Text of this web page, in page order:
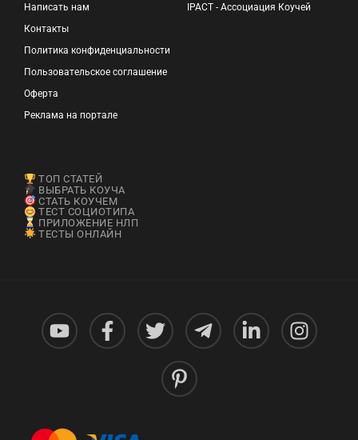
Написать нам
Контакты
Политика конфиденциальности
Пользовательское соглашение
Оферта
Реклама на портале
IPACT - Ассоциация Коучей
ТОП СТАТЕЙ
ВЫБРАТЬ КОУЧА
СТАТЬ КОУЧЕМ
ТЕСТ СОЦИОТИПА
ПРИЛОЖЕНИЕ НЛП
ТЕСТЫ ОНЛАЙН